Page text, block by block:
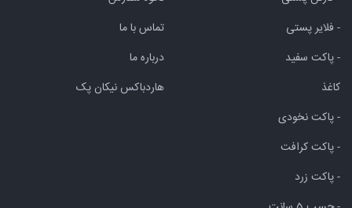
- فلایر پستی
- پاکت سفید
کاغذ
- پاکت نخودی
- پاکت کرافت
- پاکت زرد
تماس با ما
درباره ما
هاردباکس نیکان پک